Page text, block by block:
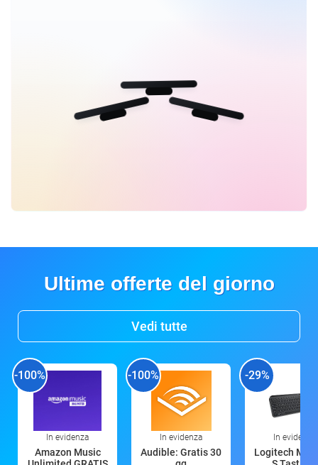
Ultime offerte del giorno
Vedi tutte
-100%
In evidenza
Amazon Music
-100%
In evidenza
Audible: Gratis 30
-29%
In evidenza
Logitech MX